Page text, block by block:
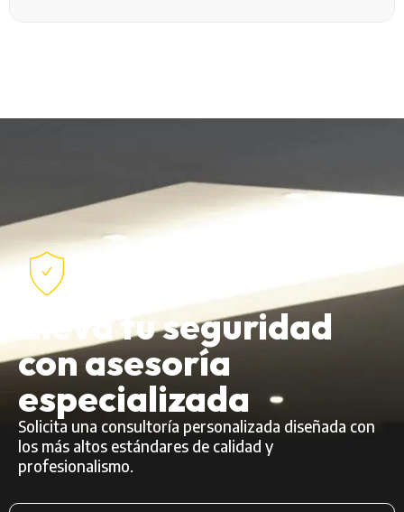
Eleva tu seguridad
con asesoría
especializada
Solicita una consultoría personalizada diseñada con
los más altos estándares de calidad y
profesionalismo.